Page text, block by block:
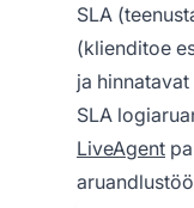
SLA
(klienditoe
ja
SLA
LiveAgent